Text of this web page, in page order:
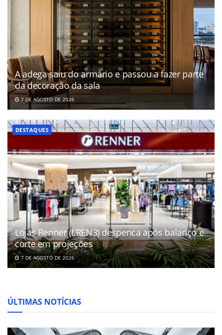
A adega saiu do armário e passou a fazer parte
da decoração da sala
7 DE AGOSTO DE 2026
DESTAQUES
Lojas Renner (LREN3) despenca após balanço e
corte em projeções
7 DE AGOSTO DE 2026
ÚLTIMAS NOTÍCIAS